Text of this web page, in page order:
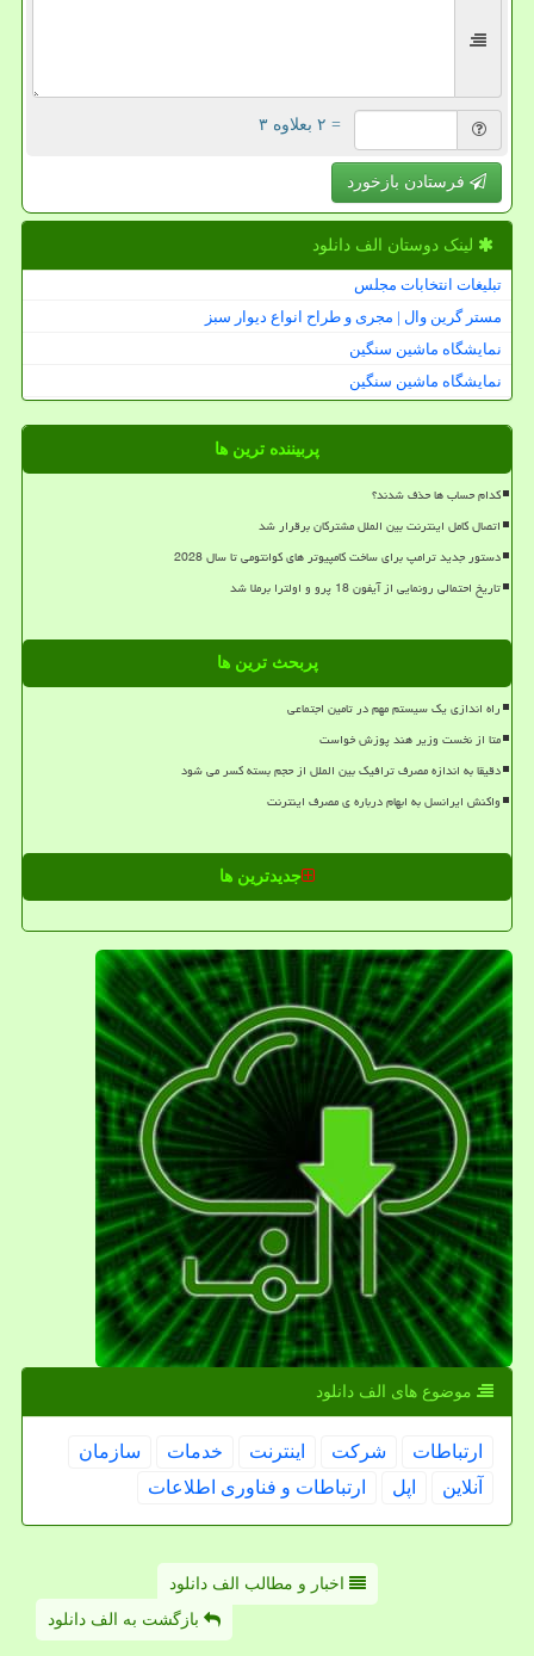
= ۲ بعلاوه ۳
فرستادن بازخورد
لینک دوستان الف دانلود
تبلیغات انتخابات مجلس
مستر گرین وال | مجری و طراح انواع دیوار سبز
نمایشگاه ماشین سنگین
نمایشگاه ماشین سنگین
پربیننده ترین ها
کدام حساب ها حذف شدند؟
اتصال کامل اینترنت بین الملل مشترکان برقرار شد
دستور جدید ترامپ برای ساخت کامپیوتر های کوانتومی تا سال 2028
تاریخ احتمالی رونمایی از آیفون 18 پرو و اولترا برملا شد
پربحث ترین ها
راه اندازی یک سیستم مهم در تامین اجتماعی
متا از نخست وزیر هند پوزش خواست
دقیقا به اندازه مصرف ترافیک بین الملل از حجم بسته کسر می شود
واکنش ایرانسل به ابهام درباره ی مصرف اینترنت
جدیدترین ها
موضوع های الف دانلود
ارتباطات شركت اینترنت خدمات
سازمان
آنلاین
اپل ارتباطات و فناوری اطلاعات
اخبار و مطالب الف دانلود
بازگشت به الف دانلود